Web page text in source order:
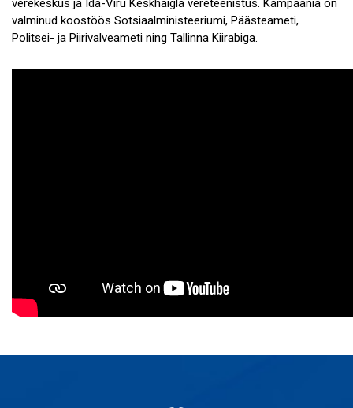
verekeskus ja Ida-Viru Keskhaigla vereteenistus. Kampaania on
valminud koostöös Sotsiaalministeeriumi, Päästeameti,
Politsei- ja Piirivalveameti ning Tallinna Kiirabiga.